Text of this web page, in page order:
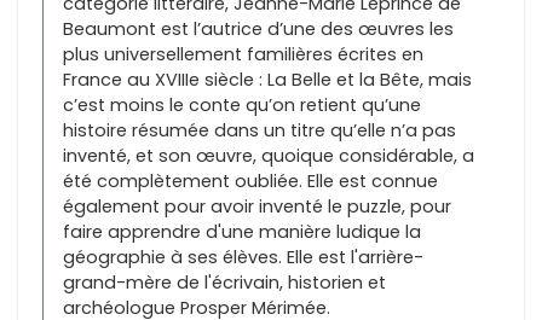
Beaumont est l’autrice d’une des œuvres les
plus universellement familières écrites en
France au XVIIIe siècle : La Belle et la Bête, mais
c’est moins le conte qu’on retient qu’une
histoire résumée dans un titre qu’elle n’a pas
inventé, et son œuvre, quoique considérable, a
été complètement oubliée. Elle est connue
également pour avoir inventé le puzzle, pour
faire apprendre d'une manière ludique la
géographie à ses élèves. Elle est l'arrière-
grand-mère de l'écrivain, historien et
archéologue Prosper Mérimée.